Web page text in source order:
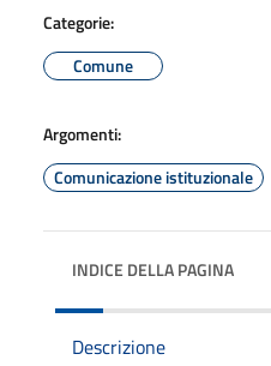
Categorie:
Comune
Argomenti:
Comunicazione istituzionale
INDICE DELLA PAGINA
Descrizione